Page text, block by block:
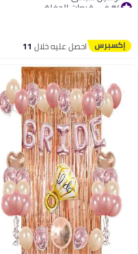
احصل عليه خلال 11